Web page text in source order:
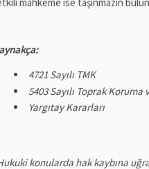
4721 Sayılı TMK
5403 Sayılı Toprak
Yargıtay Kararları
konularda hak kaybına